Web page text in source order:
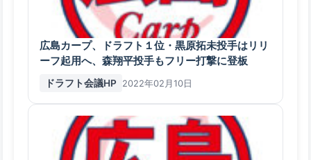
広島カープ、ドラフト１位・黒原拓未投手はリリ
ーフ起用へ、森翔平投手もフリー打撃に登板
ドラフト会議HP 2022年02月10日